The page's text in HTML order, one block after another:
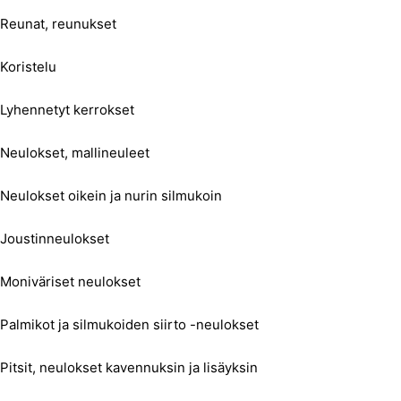
Reunat, reunukset
Koristelu
Lyhennetyt kerrokset
Neulokset, mallineuleet
Neulokset oikein ja nurin silmukoin
Joustinneulokset
Moniväriset neulokset
Palmikot ja silmukoiden siirto -neulokset
Pitsit, neulokset kavennuksin ja lisäyksin